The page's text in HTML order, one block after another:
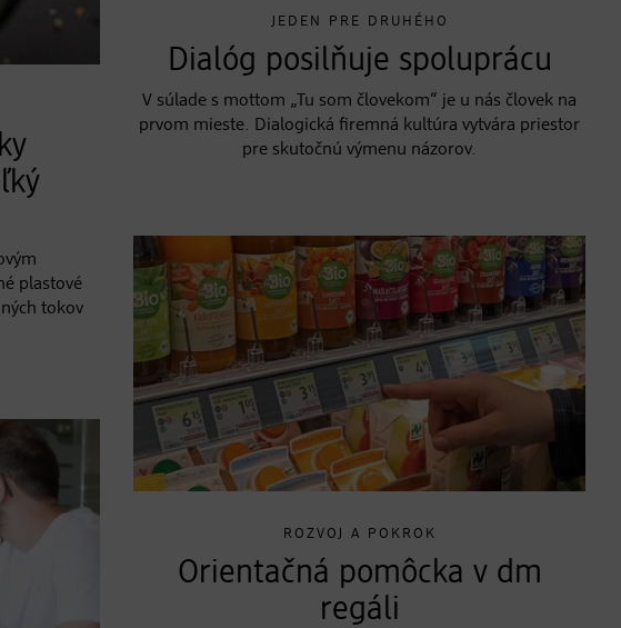
plastové
tokov
JEDEN PRE DRUHÉHO
Dialóg posilňuje spoluprácu
V súlade s mottom „Tu som človekom“ je u nás človek na
prvom mieste. Dialogická firemná kultúra vytvára priestor
pre skutočnú výmenu názorov.
ROZVOJ A POKROK
Orientačná pomôcka v dm
regáli